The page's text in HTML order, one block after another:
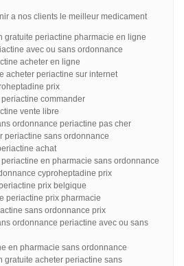
a nos clients le meilleur medicament
gratuite periactine pharmacie en ligne
avec ou sans ordonnance
acheter en ligne
acheter periactine sur internet
prix
commander
vente libre
ordonnance periactine pas cher
periactine sans ordonnance
achat
en pharmacie sans ordonnance
cyproheptadine prix
prix belgique
periactine prix pharmacie
sans ordonnance prix
ordonnance periactine avec ou sans
en pharmacie sans ordonnance
gratuite acheter periactine sans